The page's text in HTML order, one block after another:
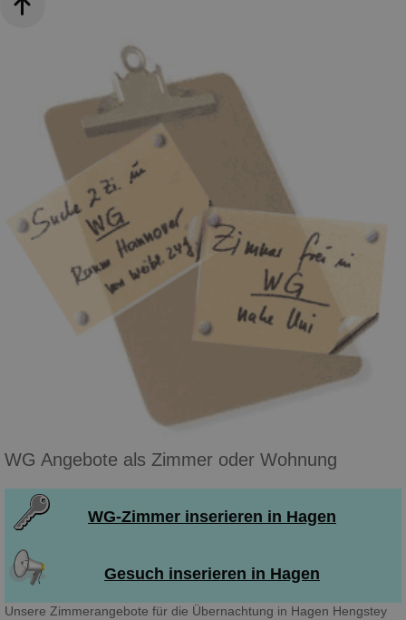
WG Angebote als Zimmer oder Wohnung
WG-Zimmer inserieren in Hagen
Gesuch inserieren in Hagen
Unsere Zimmerangebote für die Übernachtung in Hagen Hengstey